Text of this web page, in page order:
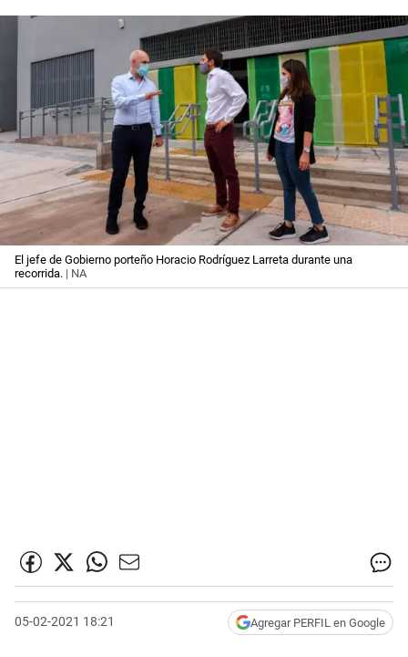
El jefe de Gobierno porteño Horacio Rodríguez Larreta durante una
recorrida. | NA
05-02-2021 18:21 Agregar PERFIL en Google